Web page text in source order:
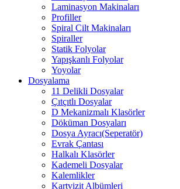
Laminasyon Makinaları
Profiller
Spiral Cilt Makinaları
Spiraller
Statik Folyolar
Yapışkanlı Folyolar
Yoyolar
Dosyalama
11 Delikli Dosyalar
Çıtçıtlı Dosyalar
D Mekanizmalı Klasörler
Döküman Dosyaları
Dosya Ayracı(Seperatör)
Evrak Çantası
Halkalı Klasörler
Kademeli Dosyalar
Kalemlikler
Kartvizit Albümleri